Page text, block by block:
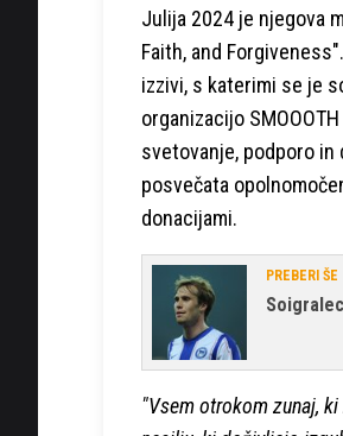
Julija 2024 je njegova
Faith, and
izzivi, s katerimi se je
organizacijo
svetovanje, podporo
posvečata
donacijami.
PREBERI ŠE
"Vsem otrokom zunaj,